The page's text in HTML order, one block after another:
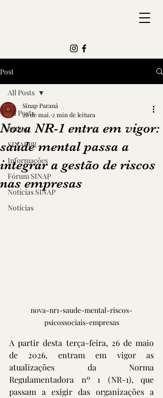
Post
All Posts
Artigo
SINAPPR
Informações
Fórum SINAP
Notícias SINAP
Notícias
All Posts
Nova NR-1 entra em vigor:
saúde mental passa a
integrar a gestão de riscos
nas empresas
Sinap Paraná
26 de mai. 2 min de leitura
nova-nr1-saude-mental-riscos-
psicossociais-empresas
A partir desta terça-feira, 26 de maio
de 2026, entram em vigor as
atualizações da Norma
Regulamentadora nº 1 (NR-1), que
passam a exigir das organizações a